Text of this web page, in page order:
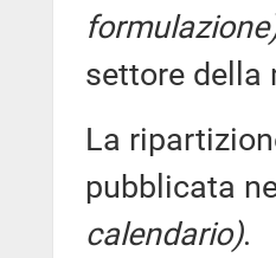
settore
La
pubblicata
calendario).